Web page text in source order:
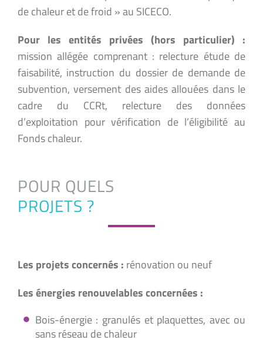
de chaleur et de froid » au SICECO.
Pour les entités privées (hors particulier) :
mission allégée comprenant : relecture étude de
faisabilité, instruction du dossier de demande de
subvention, versement des aides allouées dans le
cadre du CCRt, relecture des données
d’exploitation pour vérification de l’éligibilité au
Fonds chaleur.
POUR QUELS
PROJETS ?
Les projets concernés : rénovation ou neuf
Les énergies renouvelables concernées :
Bois-énergie : granulés et plaquettes, avec ou
sans réseau de chaleur